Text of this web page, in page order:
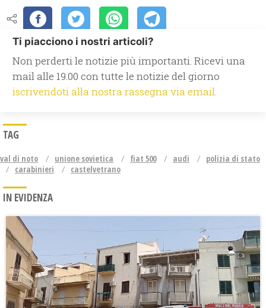
Ti piacciono i nostri articoli?
Non perderti le notizie più importanti. Ricevi una
mail alle 19.00 con tutte le notizie del giorno
iscrivendoti alla nostra rassegna via email.
TAG
val di noto unione sovietica fiat 500 audi
polizia di stato
carabinieri
castelvetrano
IN EVIDENZA